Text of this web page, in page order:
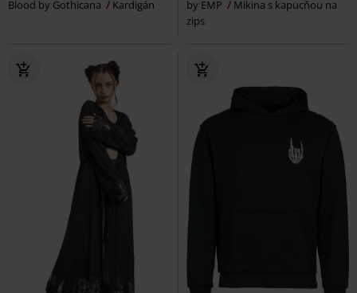
Blood by Gothicana
Kardigán
by EMP
Mikina s kapucňou na
zips